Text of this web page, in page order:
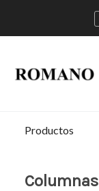
Productos
Columnas